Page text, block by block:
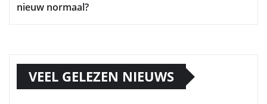
nieuw normaal?
VEEL GELEZEN NIEUWS